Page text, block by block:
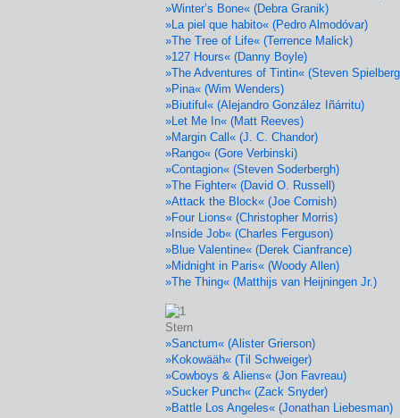
»Winter’s Bone« (Debra Granik)
»La piel que habito« (Pedro Almodóvar)
»The Tree of Life« (Terrence Malick)
»127 Hours« (Danny Boyle)
»The Adventures of Tintin« (Steven
»Pina« (Wim Wenders)
»Biutiful« (Alejandro González Iñárritu)
»Let Me In« (Matt Reeves)
»Margin Call« (J. C. Chandor)
»Rango« (Gore Verbinski)
»Contagion« (Steven Soderbergh)
»The Fighter« (David O. Russell)
»Attack the Block« (Joe Cornish)
»Four Lions« (Christopher Morris)
»Inside Job« (Charles Ferguson)
»Blue Valentine« (Derek Cianfrance)
»Midnight in Paris« (Woody Allen)
»The Thing« (Matthijs van Heijningen Jr.)
»Sanctum« (Alister Grierson)
»Kokowääh« (Til Schweiger)
»Cowboys & Aliens« (Jon Favreau)
»Sucker Punch« (Zack Snyder)
»Battle Los Angeles« (Jonathan Liebesman)